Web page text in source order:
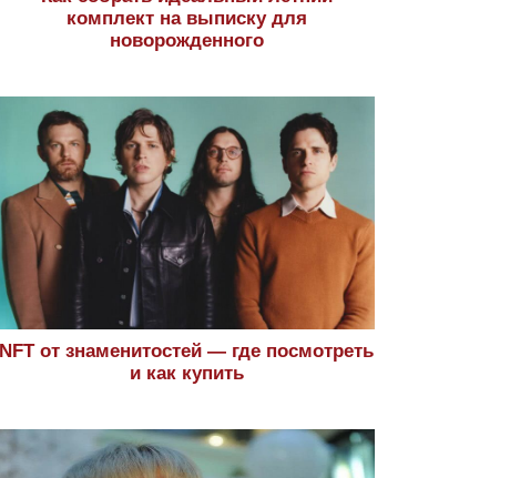
комплект на выписку для
новорожденного
NFT от знаменитостей — где посмотреть
и как купить